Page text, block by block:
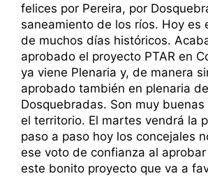
felices por Pereira, por
saneamiento de los ríos. Hoy es
de muchos días históricos.
aprobado el proyecto PTAR en
ya viene Plenaria y, de manera
aprobado también en plenaria
Dosquebradas. Son muy
el territorio. El martes vendrá la
paso a paso hoy los concejales
ese voto de confianza al
este bonito proyecto que va a